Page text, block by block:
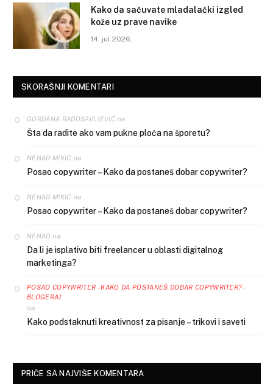
Kako da sačuvate mladalački izgled
kože uz prave navike
14. jul 2026.
SKORAŠNJI KOMENTARI
GORDANA RADOSAVLJEVIĆna
Šta da radite ako vam pukne ploča na šporetu?
NENAD MIKIC na
Posao copywriter – Kako da postaneš dobar copywriter?
NENAD MIKIC na
Posao copywriter – Kako da postaneš dobar copywriter?
NENAD na
Da li je isplativo biti freelancer u oblasti digitalnog
marketinga?
POSAO COPYWRITER - KAKO DA POSTANEŠ DOBAR COPYWRITER? -
BLOGERAJ
na
Kako podstaknuti kreativnost za pisanje – trikovi i saveti
PRIČE SA NAJVIŠE KOMENTARA